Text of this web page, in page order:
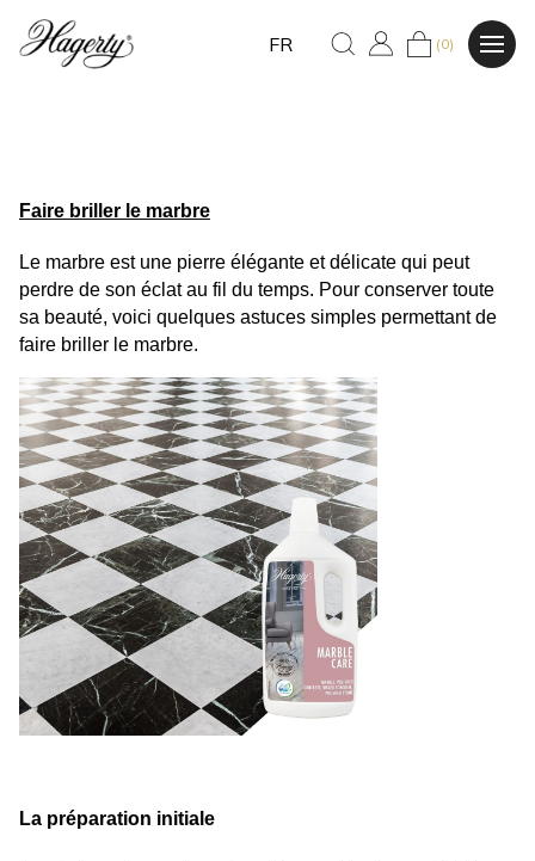
FR (0)
Faire briller le marbre
Le marbre est une pierre élégante et délicate qui peut
perdre de son éclat au fil du temps. Pour conserver toute
sa beauté, voici quelques astuces simples permettant de
faire briller le marbre.
La préparation initiale